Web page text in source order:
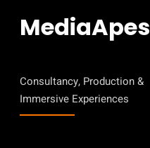
MediaApes
Consultancy, Production &
Immersive Experiences